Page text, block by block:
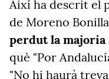
Així ha descrit el
de Moreno
perdut la majoria
què "Por
"No hi haurà